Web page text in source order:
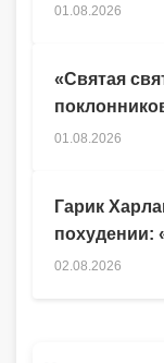
Гарик
похудении:
02.08.2026
01.08.2026
«Святая
01.08.2026